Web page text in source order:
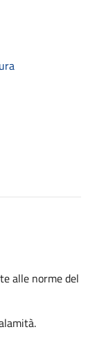
alle norme del